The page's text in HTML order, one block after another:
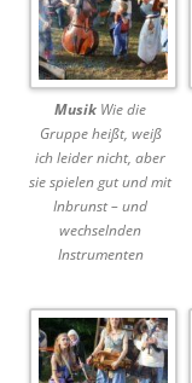
Musik Wie die
Gruppe heißt, weiß
ich leider nicht, aber
sie spielen gut und mit
Inbrunst – und
wechselnden
Instrumenten